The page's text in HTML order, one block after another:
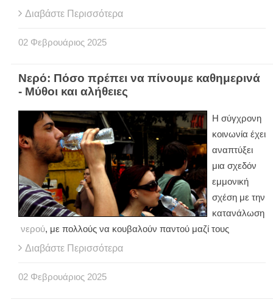
Διαβάστε Περισσότερα
02 Φεβρουάριος 2025
Νερό: Πόσο πρέπει να πίνουμε καθημερινά
- Μύθοι και αλήθειες
Η σύγχρονη
κοινωνία έχει
αναπτύξει
μια σχεδόν
εμμονική
σχέση με την
κατανάλωση
νερού, με πολλούς να κουβαλούν παντού μαζί τους
Διαβάστε Περισσότερα
02 Φεβρουάριος 2025